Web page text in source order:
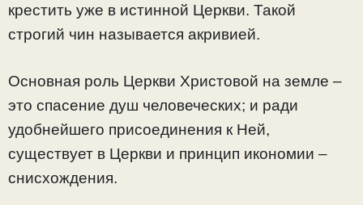
крестить уже в истинной Церкви. Такой
строгий чин называется акривией.
Основная роль Церкви Христовой на земле –
это спасение душ человеческих; и ради
удобнейшего присоединения к Ней,
существует в Церкви и принцип икономии –
снисхождения.